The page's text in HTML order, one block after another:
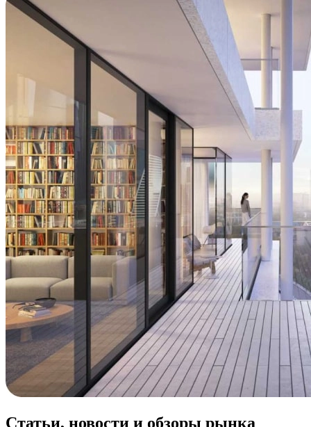
Статьи, новости и обзоры рынка